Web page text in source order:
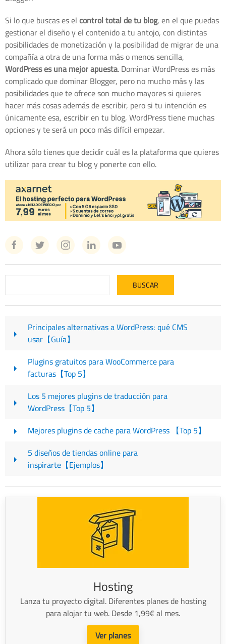
Si lo que buscas es elcontrol total de tu blog, en el que puedas
gestionar el diseño y el contenido a tu antojo, con distintas
posibilidades de monetización y la posibilidad de migrar de una
compañía a otra de una forma más o menos sencilla,
WordPress es una mejor apuesta. Dominar WordPress es más
complicado que dominar Blogger, pero no mucho más y las
posibilidades que te ofrece son mucho mayores si quieres
hacer más cosas además de escribir, pero si tu intención es
únicamente esa, escribir en tu blog, WordPress tiene muchas
opciones y te será un poco más difícil empezar.
Ahora sólo tienes que decidir cuál es la plataforma que quieres
utilizar para crear tu blog y ponerte con ello.
Principales alternativas a WordPress: qué CMS
usar【Guía】
Plugins gratuitos para WooCommerce para
facturas【Top 5】
Los 5 mejores plugins de traducción para
WordPress【Top 5】
Mejores plugins de cache para WordPress 【Top 5】
5 diseños de tiendas online para
inspirarte【Ejemplos】
Hosting
Lanza tu proyecto digital. Diferentes planes de hosting
para alojar tu web. Desde 1,99€ al mes.
Ver planes